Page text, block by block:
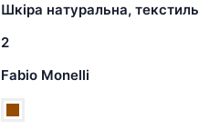
Шкіра натуральна, текстиль
2
Fabio Monelli